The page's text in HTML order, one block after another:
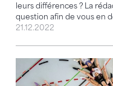
leurs différences ? La
question afin de vous en
21.12.2022
« Jeunesse + Sport